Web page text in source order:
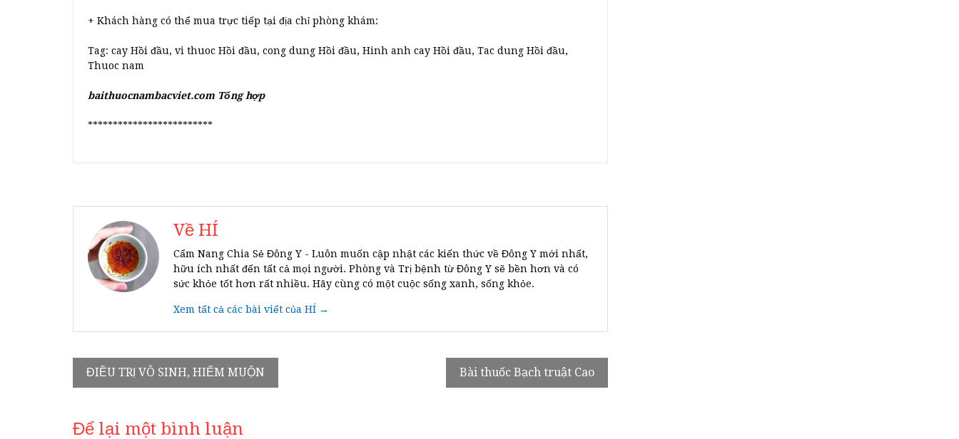
+ Khách hàng có thể mua trực tiếp tại địa chỉ phòng khám:
Tag: cay Hồi đầu, vi thuoc Hồi đầu, cong dung Hồi đầu, Hinh anh cay Hồi đầu, Tac dung Hồi đầu,
Thuoc nam
baithuocnambacviet.com Tổng hợp
*************************
Về HÍ
Cẩm Nang Chia Sẻ Đông Y - Luôn muốn cập nhật các kiến thức về Đông Y mới nhất,
hữu ích nhất đến tất cả mọi người. Phòng và Trị bệnh từ Đông Y sẽ bền hơn và có
sức khỏe tốt hơn rất nhiều. Hãy cùng có một cuộc sống xanh, sống khỏe.
Xem tất cả các bài viết của HÍ →
Điều
hướng
bài
ĐIỀU TRỊ VÔ SINH, HIẾM MUỘN Bài thuốc Bạch truật Cao
Để lại một bình luận